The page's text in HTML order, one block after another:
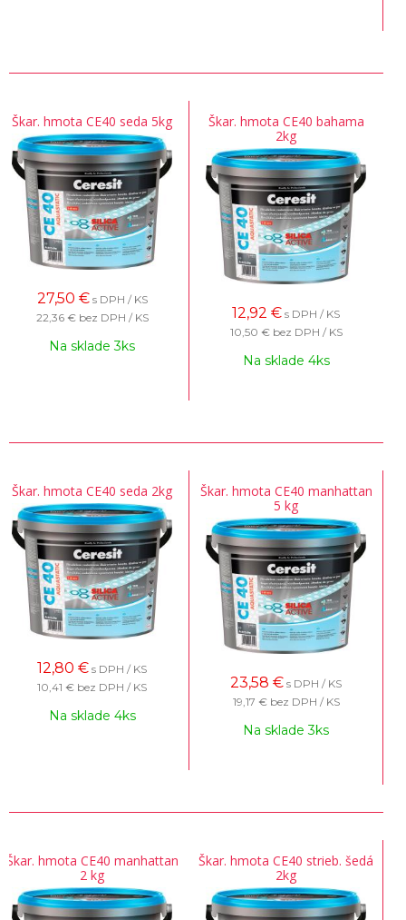
Škar. hmota CE40 seda 5kg
27,50 € s DPH / KS
22,36 € bez DPH / KS
Na sklade 3ks
Škar. hmota CE40 bahama
2kg
12,92 € s DPH / KS
10,50 € bez DPH / KS
Na sklade 4ks
Škar. hmota CE40 seda 2kg
12,80 € s DPH / KS
10,41 € bez DPH / KS
Na sklade 4ks
Škar. hmota CE40 manhattan
5 kg
23,58 € s DPH / KS
19,17 € bez DPH / KS
Na sklade 3ks
Škar. hmota CE40 manhattan
2 kg
Škar. hmota CE40 strieb. šedá
2kg